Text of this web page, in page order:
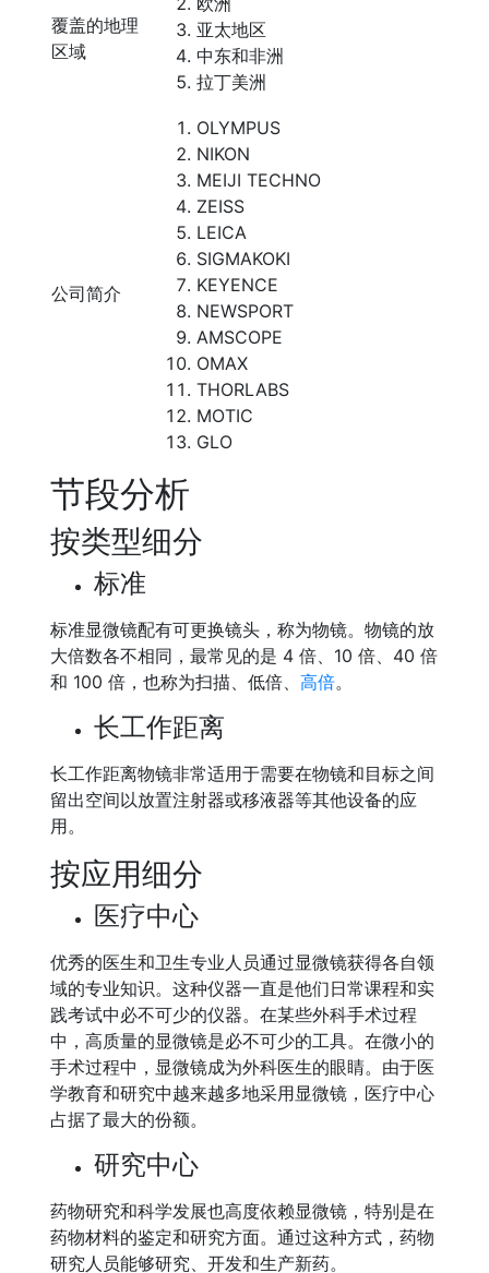
覆盖的地理
区域
亚太地区
中东和非洲
拉丁美洲
公司简介
OLYMPUS
NIKON
MEIJI TECHNO
ZEISS
LEICA
SIGMAKOKI
KEYENCE
NEWSPORT
AMSCOPE
OMAX
THORLABS
MOTIC
GLO
节段分析
按类型细分
标准
标准显微镜配有可更换镜头，称为物镜。物镜的放
大倍数各不相同，最常见的是 4 倍、10 倍、40 倍
和 100 倍，也称为扫描、低倍、 高倍。
长工作距离
长工作距离物镜非常适用于需要在物镜和目标之间
留出空间以放置注射器或移液器等其他设备的应
用。
按应用细分
医疗中心
优秀的医生和卫生专业人员通过显微镜获得各自领
域的专业知识。这种仪器一直是他们日常课程和实
践考试中必不可少的仪器。在某些外科手术过程
中，高质量的显微镜是必不可少的工具。在微小的
手术过程中，显微镜成为外科医生的眼睛。由于医
学教育和研究中越来越多地采用显微镜，医疗中心
占据了最大的份额。
研究中心
药物研究和科学发展也高度依赖显微镜，特别是在
药物材料的鉴定和研究方面。通过这种方式，药物
研究人员能够研究、开发和生产新药。